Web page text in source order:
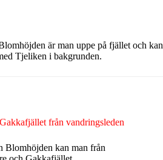
är man uppe på fjället och kan
Tjeliken i bakgrunden.
från vandringsleden
Blomhöjden kan man från